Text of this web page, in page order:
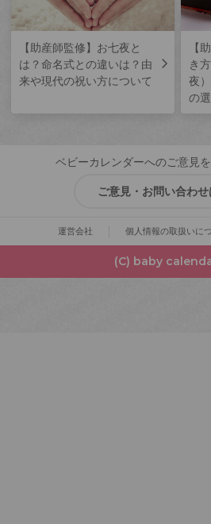
【助産師監修】お七夜と
は？命名式との違いは？由
来や現代の祝い方について
【
き
夜
の
ベビーカレンダーへのご意見
ご意見・お問い合わ
運営会社 個人情報の取扱いに
(C) baby